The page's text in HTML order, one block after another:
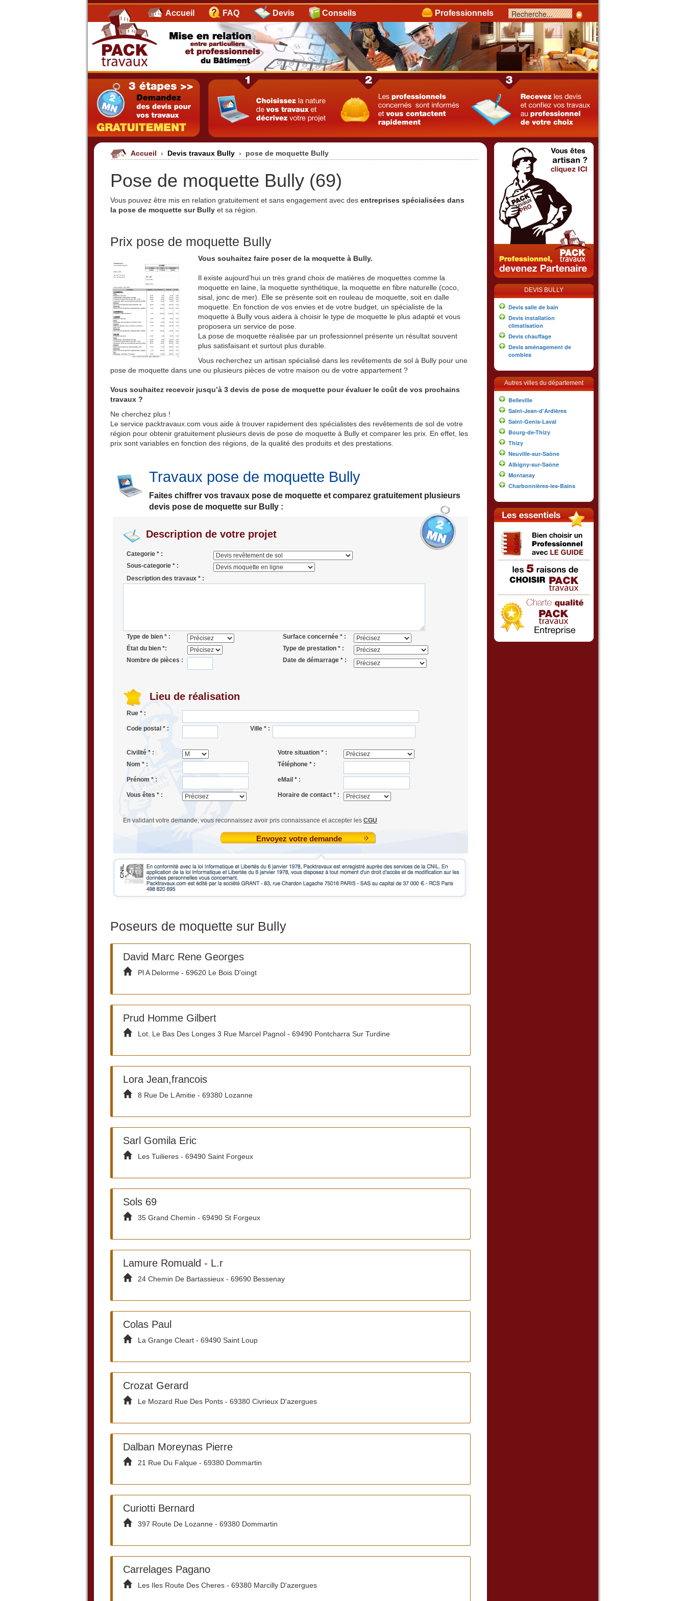
Accueil FAQ Devis Conseils Professionnels
Accueil › Devis travaux Bully › pose de moquette Bully
Pose de moquette Bully (69)
Vous pouvez être mis en relation gratuitement et sans engagement avec des entreprises spécialisées dans
la pose de moquette sur Bully et sa région.
Prix pose de moquette Bully
Vous souhaitez faire poser de la moquette à Bully.
Il existe aujourd’hui un très grand choix de matières de moquettes comme la
moquette en laine, la moquette synthétique, la moquette en fibre naturelle (coco,
sisal, jonc de mer). Elle se présente soit en rouleau de moquette, soit en dalle
moquette. En fonction de vos envies et de votre budget, un spécialiste de la
moquette à Bully vous aidera à choisir le type de moquette le plus adapté et vous
proposera un service de pose.
La pose de moquette réalisée par un professionnel présente un résultat souvent
plus satisfaisant et surtout plus durable.
Vous recherchez un artisan spécialisé dans les revêtements de sol à Bully pour une
pose de moquette dans une ou plusieurs pièces de votre maison ou de votre appartement ?
Vous souhaitez recevoir jusqu’à 3 devis de pose de moquette pour évaluer le coût de vos prochains
travaux ?
Ne cherchez plus !
Le service packtravaux.com vous aide à trouver rapidement des spécialistes des revêtements de sol de votre
région pour obtenir gratuitement plusieurs devis de pose de moquette à Bully et comparer les prix. En effet, les
prix sont variables en fonction des régions, de la qualité des produits et des prestations.
Travaux pose de moquette Bully
Faites chiffrer vos travaux pose de moquette et comparez gratuitement plusieurs
devis pose de moquette sur Bully :
Description de votre projet
Categorie * :
Sous-categorie * :
Description des travaux * :
Type de bien * :
Surface concernée * :
État du bien *:
Type de prestation * :
Nombre de pièces :
Date de démarrage * :
Lieu de réalisation
Rue * :
Code postal * : Ville * :
Civilité * :
Votre situation * :
Nom * :
Téléphone * :
Prénom * : eMail * :
Vous êtes * : Horaire de contact * :
En validant votre demande, vous reconnaissez avoir pris connaissance et accepter les CGU
Envoyez votre demande
Poseurs de moquette sur Bully
David Marc Rene Georges
Pl A Delorme - 69620 Le Bois D'oingt
Prud Homme Gilbert
Lot. Le Bas Des Longes 3 Rue Marcel Pagnol - 69490 Pontcharra Sur Turdine
Lora Jean,francois
8 Rue De L Amitie - 69380 Lozanne
Sarl Gomila Eric
Les Tuilieres - 69490 Saint Forgeux
Sols 69
35 Grand Chemin - 69490 St Forgeux
Lamure Romuald - L.r
24 Chemin De Bartassieux - 69690 Bessenay
Colas Paul
La Grange Cleart - 69490 Saint Loup
Crozat Gerard
Le Mozard Rue Des Ponts - 69380 Civrieux D'azergues
Dalban Moreynas Pierre
21 Rue Du Falque - 69380 Dommartin
Curiotti Bernard
397 Route De Lozanne - 69380 Dommartin
Carrelages Pagano
Les Iles Route Des Cheres - 69380 Marcilly D'azergues
DEVIS BULLY
Devis salle de bain
Devis installation
climatisation
Devis chauffage
Devis aménagement de
combles
Autres villes du département
Belleville
Saint-Jean-d'Ardières
Saint-Genis-Laval
Bourg-de-Thizy
Thizy
Neuville-sur-Saône
Albigny-sur-Saône
Montanay
Charbonnières-les-Bains